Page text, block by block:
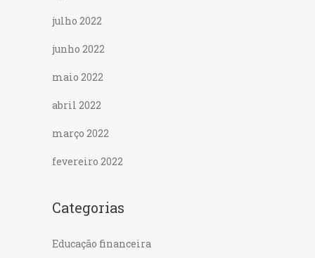
julho 2022
junho 2022
maio 2022
abril 2022
março 2022
fevereiro 2022
Categorias
Educação financeira